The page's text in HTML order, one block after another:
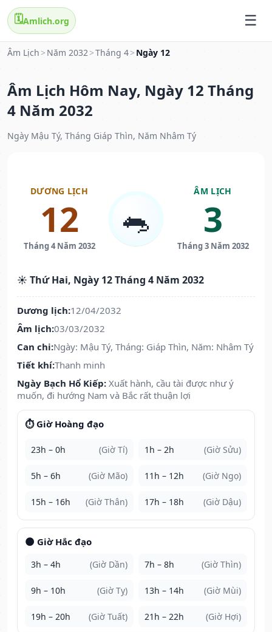
🗓️Amlich.org
Âm Lịch > Năm 2032>Tháng 4> Ngày 12
Âm Lịch Hôm Nay, Ngày 12 Tháng
4 Năm 2032
Ngày Mậu Tý, Tháng Giáp Thìn, Năm Nhâm Tý
DƯƠNG LỊCH
12
Tháng 4 Năm 2032
🐀
ÂM LỊCH
3
Tháng 3 Năm 2032
☀️ Thứ Hai, Ngày 12 Tháng 4 Năm 2032
Dương lịch:12/04/2032
Âm lịch:03/03/2032
Can chi:Ngày: Mậu Tý, Tháng: Giáp Thìn, Năm: Nhâm Tý
Tiết khí:Thanh minh
Ngày Bạch Hổ Kiếp: Xuất hành, cầu tài được như ý
muốn, đi hướng Nam và Bắc rất thuận lợi
⏱️ Giờ Hoàng đạo
23h – 0h (Giờ Tí) 1h – 2h (Giờ Sửu)
5h – 6h (Giờ Mão) 11h – 12h (Giờ Ngọ)
15h – 16h (Giờ Thân) 17h – 18h (Giờ Dậu)
🌑 Giờ Hắc đạo
3h – 4h (Giờ Dần) 7h – 8h (Giờ Thìn)
9h – 10h (Giờ Tỵ) 13h – 14h (Giờ Mùi)
19h – 20h (Giờ Tuất) 21h – 22h (Giờ Hợi)